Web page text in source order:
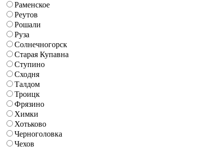
Раменское
Реутов
Рошали
Руза
Солнечногорск
Старая Купавна
Ступино
Сходня
Талдом
Троицк
Фрязино
Химки
Хотьково
Черноголовка
Чехов